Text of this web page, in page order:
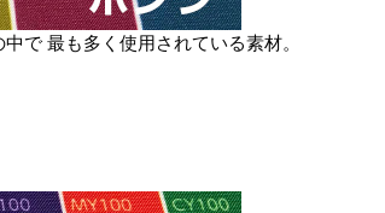
で 最も多く使用されている素材。